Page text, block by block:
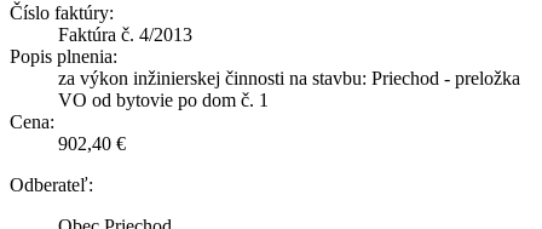
Číslo faktúry:
Faktúra č. 4/2013
Popis plnenia:
za výkon inžinierskej činnosti na stavbu: Priechod - preložka
VO od bytovie po dom č. 1
Cena:
902,40 €
Odberateľ: